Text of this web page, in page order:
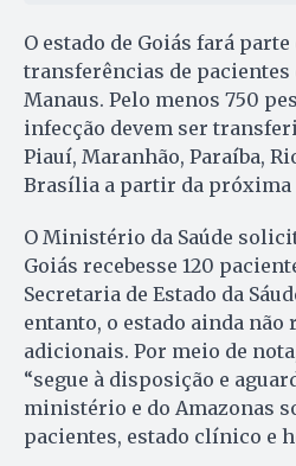
O estado de Goiás fará
transferências de pacientes
Manaus. Pelo menos 750
infecção devem ser
Piauí, Maranhão, Paraíba,
Brasília a partir da próxima
O Ministério da Saúde
Goiás recebesse 120
Secretaria de Estado da
entanto, o estado ainda não
adicionais. Por meio de
“segue à disposição e
ministério e do Amazonas
pacientes, estado clínico e